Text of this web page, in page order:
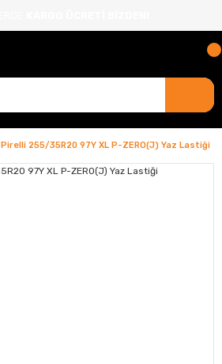
Pirelli 255/35R20 97Y XL P-ZERO(J) Yaz Lastiği